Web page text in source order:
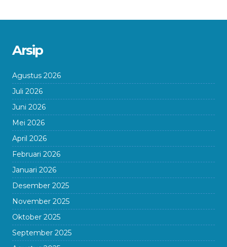
Arsip
Agustus 2026
Juli 2026
Juni 2026
Mei 2026
April 2026
Februari 2026
Januari 2026
Desember 2025
November 2025
Oktober 2025
September 2025